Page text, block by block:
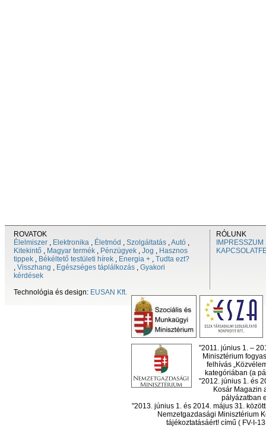
ROVATOK
Élelmiszer , Elektronika , Életmód , Szolgáltatás ,Autó ,
Kitekintő , Magyar termék , Pénzügyek , Jog , Hasznos
tippek , Békéltető testületi hírek , Energia + , Tudta ezt?
, Visszhang , Egészséges táplálkozás , Gyakori
kérdések
Technológia és design: EUSAN Kft.
RÓLUNK
IMPRESSZUM
"2011. június 1. –
Minisztérium
felhívás
kategóriában (a
"2012. június 1. és
Kosár Magazin
pályázatban
"2013. június 1. és 2014. május 31.
Nemzetgazdasági Minisztérium
tájékoztatásáért! című ( FV-I-